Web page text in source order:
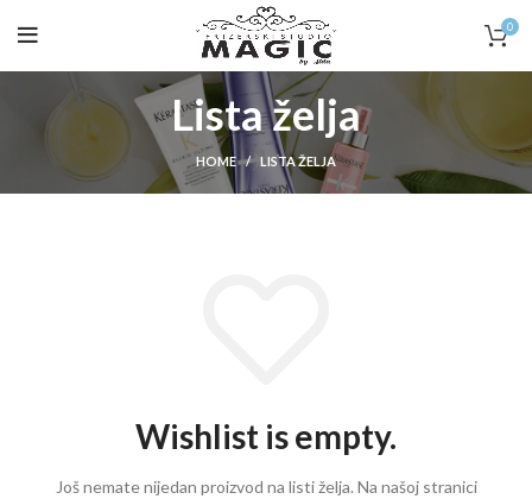
0
Lista želja
HOME LISTA ŽELJA
Wishlist is empty.
Još nemate nijedan proizvod na listi želja. Na našoj stranici